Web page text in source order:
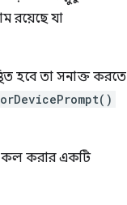
রয়েছে যা
হবে তা সনাক্ত করতে
কল করার একটি